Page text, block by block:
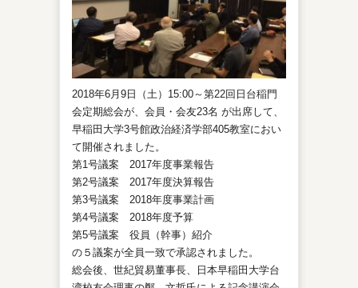
2018年6月9日（土）15:00～第22回日台稲門
会定期総会が、会員・会友23名 が出席して、
早稲田大学3号館政治経済学部405教室におい
て開催されました。
第1号議案 2017年度事業報告
第2号議案 2017年度決算報告
第3号議案 2018年度事業計画
第4号議案 2018年度予算
第5号議案 役員（幹事）紹介
の５議案が全員一致で承認されました。
総会後、世紀貿易董事長、日本早稲田大学台